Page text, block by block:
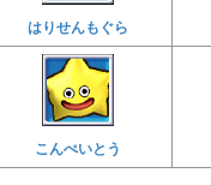
はりせんもぐら
こんぺいとう